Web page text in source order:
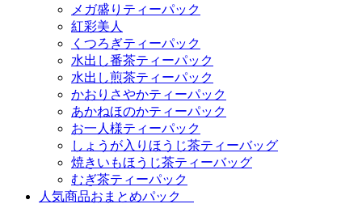
メガ盛りティーパック
紅彩美人
くつろぎティーパック
水出し番茶ティーパック
水出し煎茶ティーパック
かおりさやかティーパック
あかねほのかティーパック
お一人様ティーパック
しょうが入りほうじ茶ティーバッグ
焼きいもほうじ茶ティーバッグ
むぎ茶ティーパック
人気商品おまとめパック